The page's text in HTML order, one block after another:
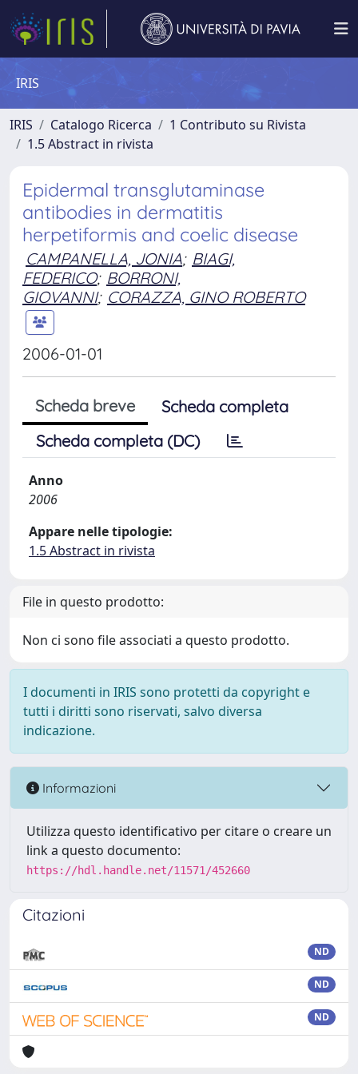
IRIS
IRIS Catalogo Ricerca
1 Contributo su Rivista
1.5 Abstract in rivista
Epidermal transglutaminase
antibodies in dermatitis
herpetiformis and coelic disease
CAMPANELLA, JONIA; BIAGI,
FEDERICO; BORRONI,
GIOVANNI; CORAZZA, GINO ROBERTO
2006-01-01
Scheda breve
Scheda completa
Scheda completa (DC)
Anno
2006
Appare nelle tipologie:
1.5 Abstract in rivista
File in questo prodotto:
Non ci sono file associati a questo prodotto.
I documenti in IRIS sono protetti da copyright e
tutti i diritti sono riservati, salvo diversa
indicazione.
Informazioni
Utilizza questo identificativo per citare o creare un
link a questo documento:
https://hdl.handle.net/11571/452660
Citazioni
ND
ND
ND